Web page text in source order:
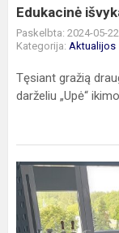
Edukacinė
Paskelbta: 2024-05-22
Kategorija: Aktualijos
Tęsiant gražią
darželiu „Upė“
Pabūk
gimnazistu!